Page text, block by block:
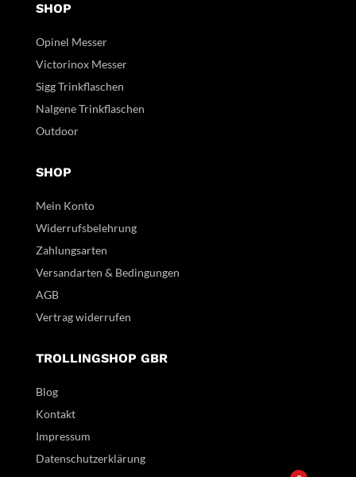
SHOP
Opinel Messer
Victorinox Messer
Sigg Trinkflaschen
Nalgene Trinkflaschen
Outdoor
SHOP
Mein Konto
Widerrufsbelehrung
Zahlungsarten
Versandarten & Bedingungen
AGB
Vertrag widerrufen
TROLLINGSHOP GBR
Blog
Kontakt
Impressum
Datenschutzerklärung